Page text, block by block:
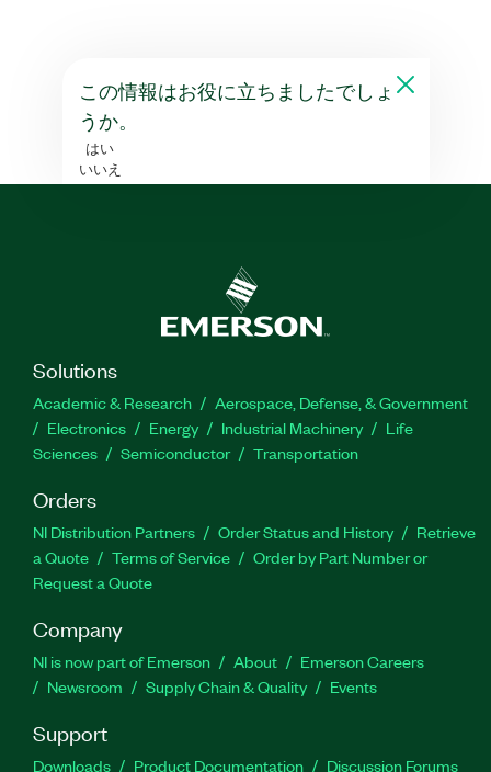
この情報はお役に立ちましたでしょ
うか。
はい
いいえ
Solutions
Academic & Research
Aerospace, Defense, & Government
Electronics
Energy Industrial Machinery
Life
Sciences
Semiconductor Transportation
Orders
NI Distribution Partners Order Status and History
Retrieve
a Quote
Terms of Service
Order by Part Number or
Request a Quote
Company
NI is now part of Emerson About
Emerson Careers
Newsroom
Supply Chain & Quality Events
Support
Downloads Product Documentation Discussion Forums